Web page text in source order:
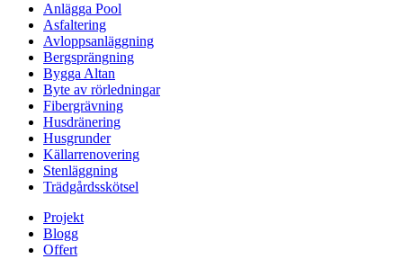
Anlägga Pool
Asfaltering
Avloppsanläggning
Bergsprängning
Bygga Altan
Byte av rörledningar
Fibergrävning
Husdränering
Husgrunder
Källarrenovering
Stenläggning
Trädgårdsskötsel
Projekt
Blogg
Offert